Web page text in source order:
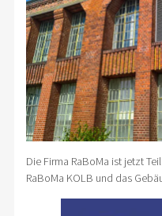
Die Firma RaBoMa ist jetzt
RaBoMa KOLB und das